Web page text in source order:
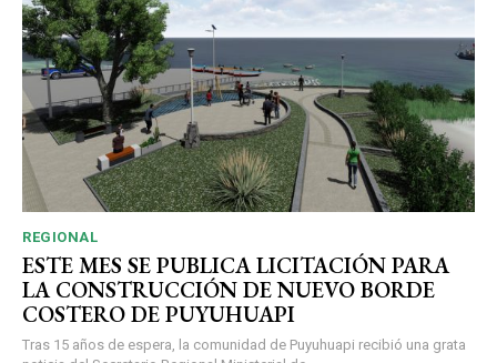
REGIONAL
ESTE MES SE PUBLICA LICITACIÓN PARA
LA CONSTRUCCIÓN DE NUEVO BORDE
COSTERO DE PUYUHUAPI
Tras 15 años de espera, la comunidad de Puyuhuapi recibió una grata